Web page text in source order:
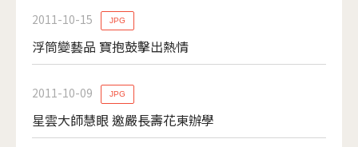
2011-10-15
浮筒變藝品 寶抱鼓擊出熱情
JPG
2011-10-09
星雲大師慧眼 邀嚴長壽花東辦學
JPG